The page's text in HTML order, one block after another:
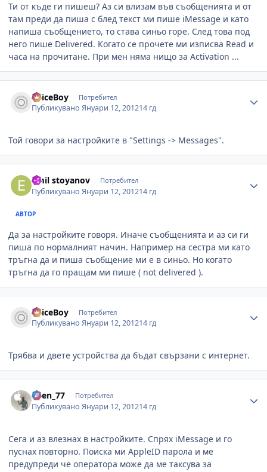
Ти от къде ги пишеш? Аз си влизам във съобщенията и от
там преди да пиша с блед текст ми пише iMessage и като
напиша съобщението, то става синьо горе. След това под
него пише Delivered. Когато се прочете ми изписва Read и
часа на прочитане. При мен няма нищо за Activation ...
SpiceBoy Потребител
ПубликуваноЯнуари 12, 201214 гд
Той говори за настройките в "Settings -> Messages".
emil stoyanov Потребител
ПубликуваноЯнуари 12, 201214 гд
АВТОР
Да за настройките говоря. Иначе съобщенията и аз си ги
пиша по нормалният начин. Например на сестра ми като
тръгна да и пиша съобщение ми е в синьо. Но когато
тръгна да го пращам ми пише ( not delivered ).
SpiceBoy Потребител
ПубликуваноЯнуари 12, 201214 гд
Трябва и двете устройства да бъдат свързани с интернет.
Asen_77 Потребител
ПубликуваноЯнуари 12, 201214 гд
Сега и аз влезнах в настройките. Спрях iMessage и го
пуснах повторно. Поиска ми AppleID парола и ме
предупреди че оператора може да ме таксува за